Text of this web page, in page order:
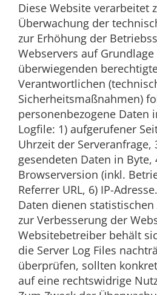
Diese Website verarbeitet
Überwachung der
zur Erhöhung der
Webservers auf Grundlage
überwiegenden
Verantwortlichen
Sicherheitsmaßnahmen)
personenbezogene Daten
Logfile: 1) aufgerufener
Uhrzeit der Serveranfrage,
gesendeten Daten in
Browserversion (inkl.
Referrer URL, 6) IP-
Daten dienen
zur Verbesserung der
Websitebetreiber behält
die Server Log Files
überprüfen, sollten
auf eine rechtswidrige